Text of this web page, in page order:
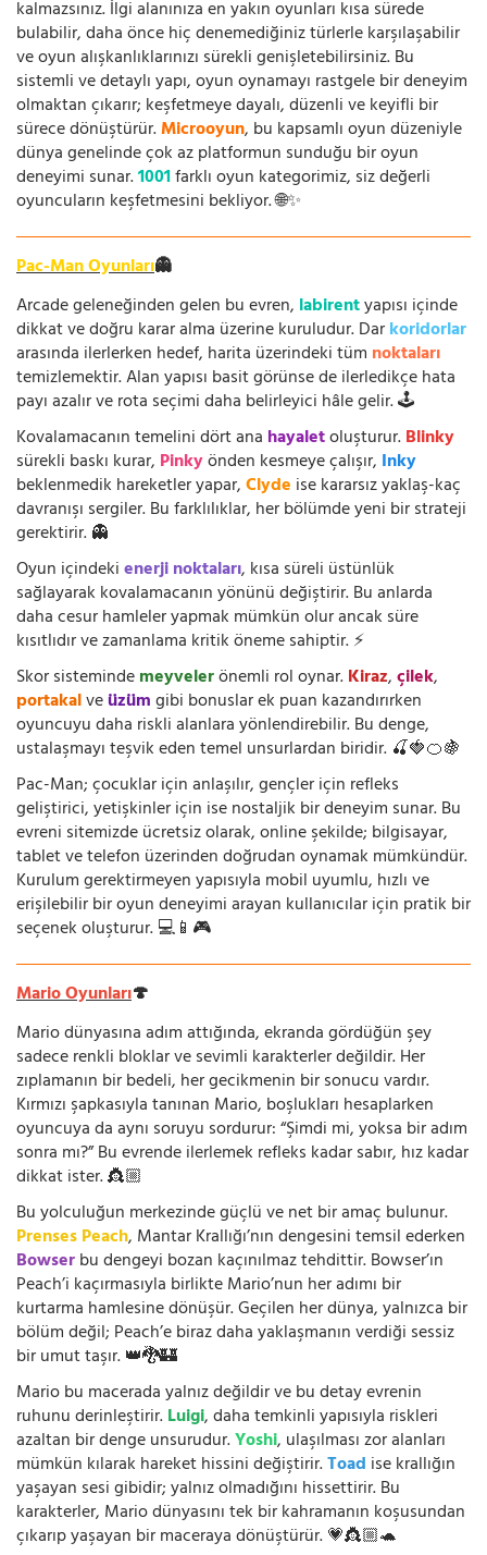
kalmazsınız. İlgi alanınıza en yakın oyunları kısa sürede
bulabilir, daha önce hiç denemediğiniz türlerle karşılaşabilir
ve oyun alışkanlıklarınızı sürekli genişletebilirsiniz. Bu
sistemli ve detaylı yapı, oyun oynamayı rastgele bir deneyim
olmaktan çıkarır; keşfetmeye dayalı, düzenli ve keyifli bir
sürece dönüştürür.Microoyun, bu kapsamlı oyun düzeniyle
dünya genelinde çok az platformun sunduğu bir oyun
deneyimi sunar.1001farklı oyun kategorimiz, siz değerli
oyuncuların keşfetmesini bekliyor. 🌐✨
Pac-Man Oyunları👻
Arcade geleneğinden gelen bu evren, labirentyapısı içinde
dikkat ve doğru karar alma üzerine kuruludur. Darkoridorlar
arasında ilerlerken hedef, harita üzerindeki tüm noktaları
temizlemektir. Alan yapısı basit görünse de ilerledikçe hata
payı azalır ve rota seçimi daha belirleyici hâle gelir. 🕹️
Kovalamacanın temelini dört ana hayaletoluşturur.Blinky
sürekli baskı kurar, Pinkyönden kesmeye çalışır, Inky
beklenmedik hareketler yapar,Clyde ise kararsız yaklaş-kaç
davranışı sergiler. Bu farklılıklar, her bölümde yeni bir strateji
gerektirir. 👻
Oyun içindekienerji noktaları, kısa süreli üstünlük
sağlayarak kovalamacanın yönünü değiştirir. Bu anlarda
daha cesur hamleler yapmak mümkün olur ancak süre
kısıtlıdır ve zamanlama kritik öneme sahiptir. ⚡
Skor sistemindemeyvelerönemli rol oynar.Kiraz,çilek,
portakalveüzümgibi bonuslar ek puan kazandırırken
oyuncuyu daha riskli alanlara yönlendirebilir. Bu denge,
ustalaşmayı teşvik eden temel unsurlardan biridir. 🍒🍓🍊🍇
Pac-Man; çocuklar için anlaşılır, gençler için refleks
geliştirici, yetişkinler için ise nostaljik bir deneyim sunar. Bu
evreni sitemizde ücretsiz olarak, online şekilde; bilgisayar,
tablet ve telefon üzerinden doğrudan oynamak mümkündür.
Kurulum gerektirmeyen yapısıyla mobil uyumlu, hızlı ve
erişilebilir bir oyun deneyimi arayan kullanıcılar için pratik bir
seçenek oluşturur. 💻📱🎮
Mario Oyunları🍄
Mario dünyasına adım attığında, ekranda gördüğün şey
sadece renkli bloklar ve sevimli karakterler değildir. Her
zıplamanın bir bedeli, her gecikmenin bir sonucu vardır.
Kırmızı şapkasıyla tanınan Mario, boşlukları hesaplarken
oyuncuya da aynı soruyu sordurur: “Şimdi mi, yoksa bir adım
sonra mı?” Bu evrende ilerlemek refleks kadar sabır, hız kadar
dikkat ister. 👸🏼
Bu yolculuğun merkezinde güçlü ve net bir amaç bulunur.
Prenses Peach, Mantar Krallığı’nın dengesini temsil ederken
Bowserbu dengeyi bozan kaçınılmaz tehdittir. Bowser’ın
Peach’i kaçırmasıyla birlikte Mario’nun her adımı bir
kurtarma hamlesine dönüşür. Geçilen her dünya, yalnızca bir
bölüm değil; Peach’e biraz daha yaklaşmanın verdiği sessiz
bir umut taşır. 👑🐉🏰
Mario bu macerada yalnız değildir ve bu detay evrenin
ruhunu derinleştirir.Luigi, daha temkinli yapısıyla riskleri
azaltan bir denge unsurudur.Yoshi, ulaşılması zor alanları
mümkün kılarak hareket hissini değiştirir.Toad ise krallığın
yaşayan sesi gibidir; yalnız olmadığını hissettirir. Bu
karakterler, Mario dünyasını tek bir kahramanın koşusundan
çıkarıp yaşayan bir maceraya dönüştürür. 💗👸🏼🐢